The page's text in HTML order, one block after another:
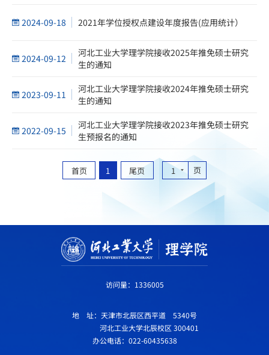
2024-09-18 2021年学位授权点建设年度报告(应用统计）
2024-09-12
河北工业大学理学院接收2025年推免硕士研究
生的通知
2023-09-11
河北工业大学理学院接收2024年推免硕士研究
生的通知
2022-09-15
河北工业大学理学院接收2023年推免硕士研究
生预报名的通知
首页 1 尾页 1 页
访问量： 1336005
地 址：天津市北辰区西平道 5340号
河北工业大学北辰校区 300401
办公电话：022-60435638